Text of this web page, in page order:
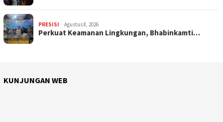
PRESISI Agustus 8, 2026
Perkuat Keamanan Lingkungan, Bhabinkamti…
KUNJUNGAN WEB